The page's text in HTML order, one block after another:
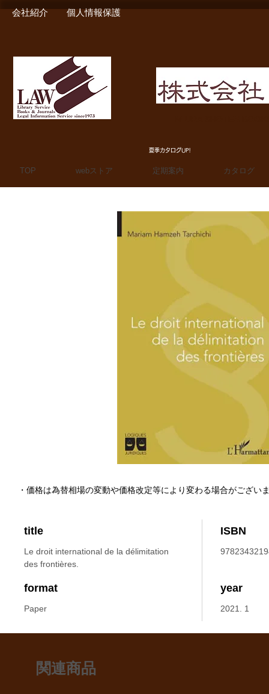
会社紹介 個人情報保護
夏季カタログUP!
TOP webストア 定期案内 カタログ
title
Le droit international de la délimitation
des frontières.
ISBN
format
Paper
year
2021. 1
・価格は為替相場の変動や価格改定等により変わる場合がござい
関連商品